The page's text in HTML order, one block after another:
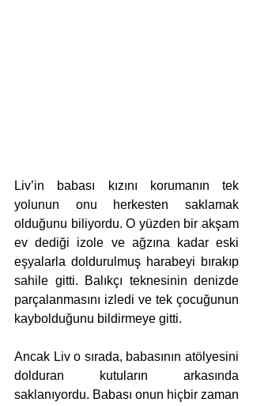
Liv’in babası kızını korumanın tek
yolunun onu herkesten saklamak
olduğunu biliyordu. O yüzden bir akşam
ev dediği izole ve ağzına kadar eski
eşyalarla doldurulmuş harabeyi bırakıp
sahile gitti. Balıkçı teknesinin denizde
parçalanmasını izledi ve tek çocuğunun
kaybolduğunu bildirmeye gitti.
Ancak Liv o sırada, babasının atölyesini
dolduran kutuların arkasında
saklanıyordu. Babası onun hiçbir zaman